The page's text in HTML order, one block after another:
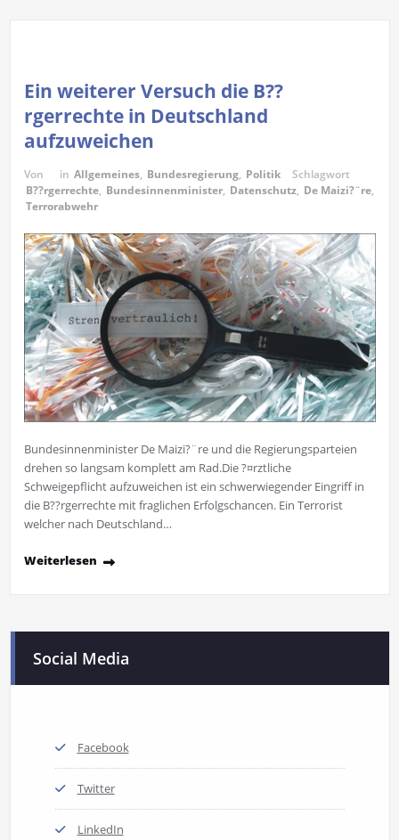
Ein weiterer Versuch die B??
rgerrechte in Deutschland
aufzuweichen
Von in Allgemeines, Bundesregierung, Politik
Schlagwort
B??rgerrechte, Bundesinnenminister, Datenschutz, De Maizi?¨re,
Terrorabwehr
Bundesinnenminister De Maizi?¨re und die Regierungsparteien
drehen so langsam komplett am Rad.Die ?¤rztliche
Schweigepflicht aufzuweichen ist ein schwerwiegender Eingriff in
die B??rgerrechte mit fraglichen Erfolgschancen. Ein Terrorist
welcher nach Deutschland…
Weiterlesen
Social Media
Facebook
Twitter
LinkedIn